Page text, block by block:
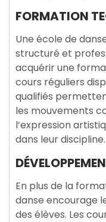
FORMATION
Une école de
structuré et
acquérir une
cours réguliers
qualifiés
les mouvements
l’expression
dans leur discipline.
En plus de la
danse encourage
des élèves. Les